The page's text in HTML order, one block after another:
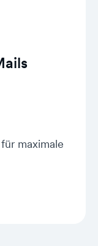
maximale